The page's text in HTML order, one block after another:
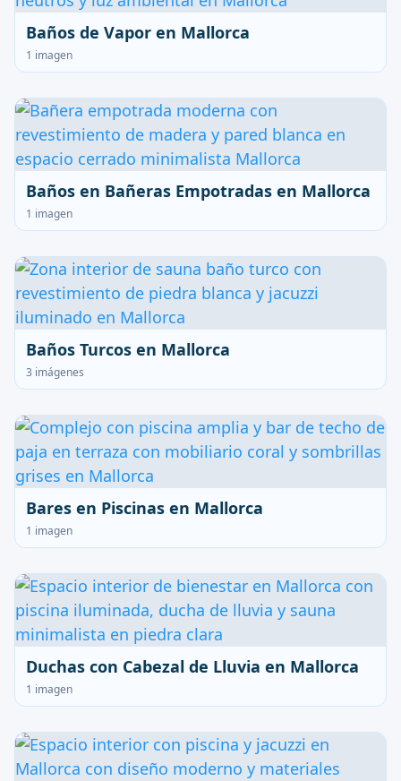
Baños de Vapor en Mallorca
1 imagen
Baños en Bañeras Empotradas en Mallorca
1 imagen
Baños Turcos en Mallorca
3 imágenes
Bares en Piscinas en Mallorca
1 imagen
Duchas con Cabezal de Lluvia en Mallorca
1 imagen